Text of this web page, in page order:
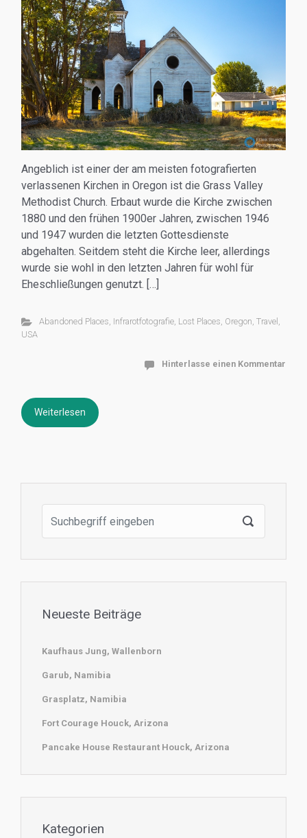
Angeblich ist einer der am meisten fotografierten
verlassenen Kirchen in Oregon ist die Grass Valley
Methodist Church. Erbaut wurde die Kirche zwischen
1880 und den frühen 1900er Jahren, zwischen 1946
und 1947 wurden die letzten Gottesdienste
abgehalten. Seitdem steht die Kirche leer, allerdings
wurde sie wohl in den letzten Jahren für wohl für
Eheschließungen genutzt. […]
Abandoned Places, Infrarotfotografie, Lost Places, Oregon, Travel ,
USA
Hinterlasse einen Kommentar
Weiterlesen
Neueste Beiträge
Kaufhaus Jung, Wallenborn
Garub, Namibia
Grasplatz, Namibia
Fort Courage Houck, Arizona
Pancake House Restaurant Houck, Arizona
Kategorien